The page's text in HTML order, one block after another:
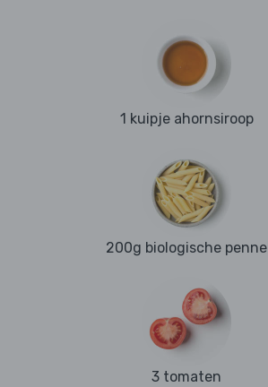
1 kuipje ahornsiroop
200g biologische penne
3 tomaten